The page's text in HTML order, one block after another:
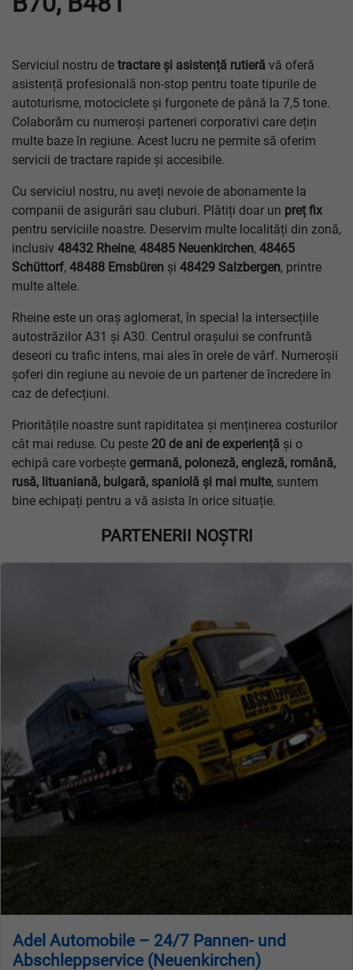
Serviciul nostru de tractare și asistență rutieră vă oferă
asistență profesională non-stop pentru toate tipurile de
autoturisme, motociclete și furgonete de până la 7,5 tone.
Colaborăm cu numeroși parteneri corporativi care dețin
multe baze în regiune. Acest lucru ne permite să oferim
servicii de tractare rapide și accesibile.
Cu serviciul nostru, nu aveți nevoie de abonamente la
companii de asigurări sau cluburi. Plătiți doar un preț fix
pentru serviciile noastre. Deservim multe localități din zonă,
inclusiv 48432 Rheine, 48485 Neuenkirchen, 48465
Schüttorf, 48488 Emsbüren și 48429 Salzbergen, printre
multe altele.
Rheine este un oraș aglomerat, în special la intersecțiile
autostrăzilor A31 și A30. Centrul orașului se confruntă
deseori cu trafic intens, mai ales în orele de vârf. Numeroșii
șoferi din regiune au nevoie de un partener de încredere în
caz de defecțiuni.
Prioritățile noastre sunt rapiditatea și menținerea costurilor
cât mai reduse. Cu peste 20 de ani de experiență și o
echipă care vorbește germană, poloneză, engleză, română,
rusă, lituaniană, bulgară, spaniolă și mai multe, suntem
bine echipați pentru a vă asista în orice situație.
PARTENERII NOȘTRI
Adel Automobile – 24/7 Pannen- und
Abschleppservice (Neuenkirchen)